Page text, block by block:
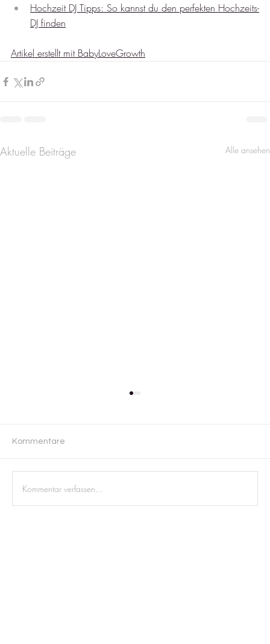
Hochzeit DJ Tipps: So kannst du den perfekten Hochzeits-
DJ finden
Artikel erstellt mit BabyLoveGrowth
Aktuelle Beiträge Alle ansehen
Kommentare
Kommentar verfassen...